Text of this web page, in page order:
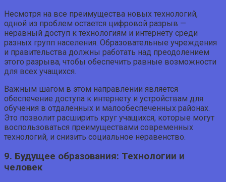
Несмотря на все преимущества новых технологий,
одной из проблем остается цифровой разрыв —
неравный доступ к технологиям и интернету среди
разных групп населения. Образовательные учреждения
и правительства должны работать над преодолением
этого разрыва, чтобы обеспечить равные возможности
для всех учащихся.
Важным шагом в этом направлении является
обеспечение доступа к интернету и устройствам для
обучения в отдаленных и малообеспеченных районах.
Это позволит расширить круг учащихся, которые могут
воспользоваться преимуществами современных
технологий, и снизить социальное неравенство.
9. Будущее образования: Технологии и
человек